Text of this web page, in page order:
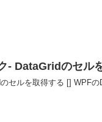
- DataGridのセル
セルを取得する [] WPF